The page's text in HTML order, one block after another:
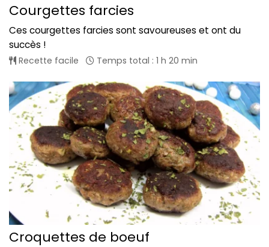
Courgettes farcies
Ces courgettes farcies sont savoureuses et ont du
succès !
Recette facile Temps total : 1 h 20 min
Croquettes de boeuf